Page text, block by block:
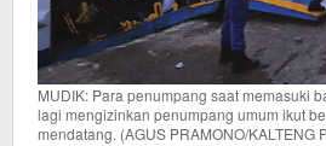
MUDIK: Para penumpang saat memasuki
lagi mengizinkan penumpang umum ikut
mendatang. (AGUS PRAMONO/KALTENG